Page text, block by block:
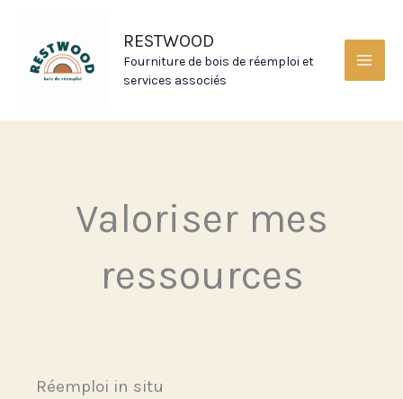
contenu
RESTWOOD
Fourniture de bois de réemploi et
services associés
Valoriser mes
ressources
Réemploi in situ